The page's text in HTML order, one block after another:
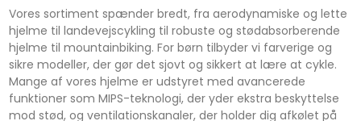
Vores sortiment spænder bredt, fra aerodynamiske og lette
hjelme til landevejscykling til robuste og stødabsorberende
hjelme til mountainbiking. For børn tilbyder vi farverige og
sikre modeller, der gør det sjovt og sikkert at lære at cykle.
Mange af vores hjelme er udstyret med avancerede
funktioner som MIPS-teknologi, der yder ekstra beskyttelse
mod stød, og ventilationskanaler, der holder dig afkølet på